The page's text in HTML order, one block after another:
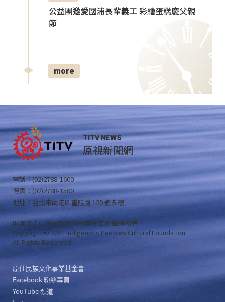
公益團邀愛國浦長輩義工 彩繪蛋糕慶父親
節
more
TITV NEWS
原視新聞網
電話：(02)2788-1600
傳真：(02)2788-1500
地址：台北市南港區重陽路 120 號 5 樓
財團法人原住民族文化事業基金會 版權所有
Copyright © 2021 Indigenous Peoples Cultural Foundation
All Rights Reserved .
原住民族文化事業基金會
Facebook 粉絲專頁
YouTube 頻道